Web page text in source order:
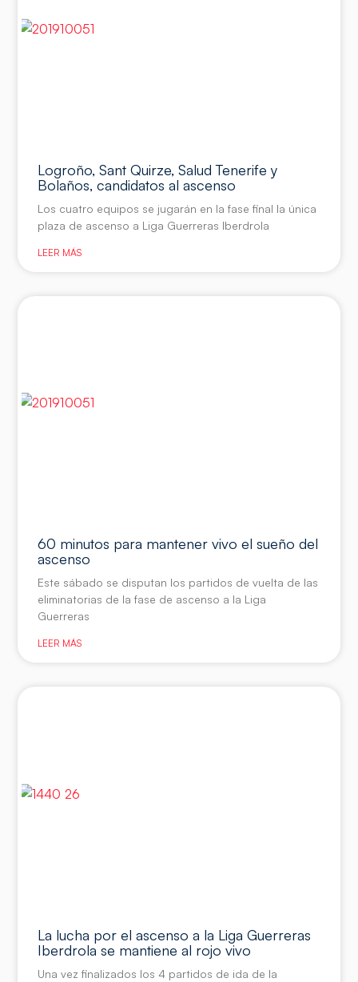
Logroño, Sant Quirze, Salud Tenerife y
Bolaños, candidatos al ascenso
Los cuatro equipos se jugarán en la fase final la única
plaza de ascenso a Liga Guerreras Iberdrola
LEER MÁS
60 minutos para mantener vivo el sueño del
ascenso
Este sábado se disputan los partidos de vuelta de las
eliminatorias de la fase de ascenso a la Liga
Guerreras
LEER MÁS
La lucha por el ascenso a la Liga Guerreras
Iberdrola se mantiene al rojo vivo
Una vez finalizados los 4 partidos de ida de la